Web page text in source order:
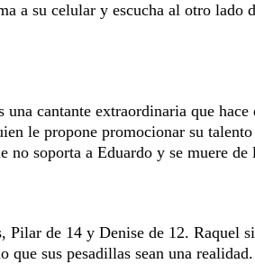
a su celular y escucha al otro lado
una cantante extraordinaria que hace
le propone promocionar su talento
soporta a Eduardo y se muere de
Pilar de 14 y Denise de 12. Raquel
que sus pesadillas sean una realidad.